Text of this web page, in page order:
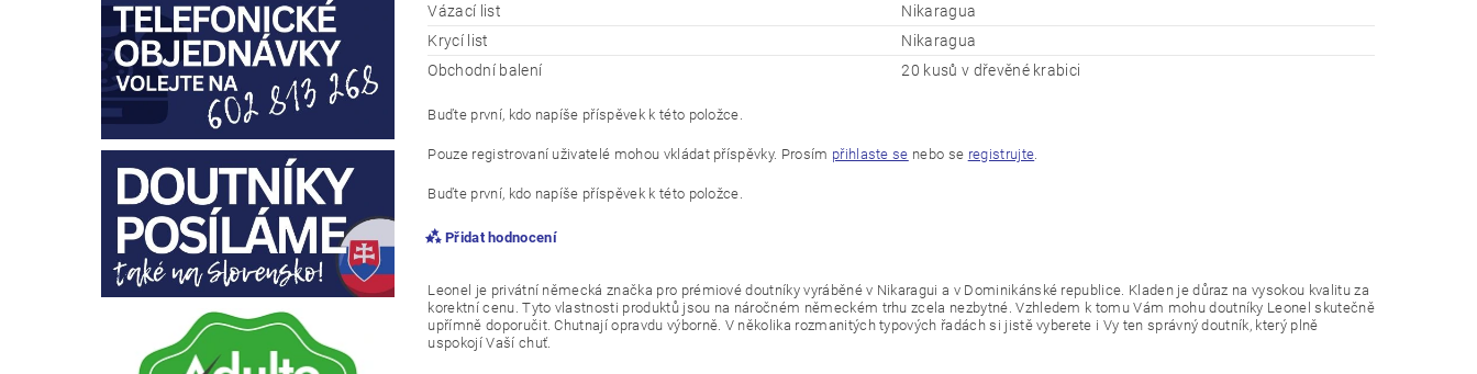
Vázací list
Nikaragua
Krycí list
Nikaragua
Obchodní balení
20 kusů v dřevěné krabici
Buďte první, kdo napíše příspěvek k této položce.
Pouze registrovaní uživatelé mohou vkládat příspěvky. Prosím přihlaste se nebo se registrujte
Buďte první, kdo napíše příspěvek k této položce.
Přidat hodnocení
Leonel je privátní německá značka pro prémiové doutníky vyráběné v Nikaragui a v Dominikánské republice. Kladen je důraz na vysokou kvalitu za
korektní cenu. Tyto vlastnosti produktů jsou na náročném německém trhu zcela nezbytné. Vzhledem k tomu Vám mohu doutníky Leonel skutečně
upřímně doporučit. Chutnají opravdu výborně. V několika rozmanitých typových řadách si jistě vyberete i Vy ten správný doutník, který plně
uspokojí Vaší chuť.